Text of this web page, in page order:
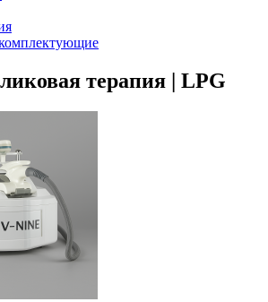
терапия | LPG